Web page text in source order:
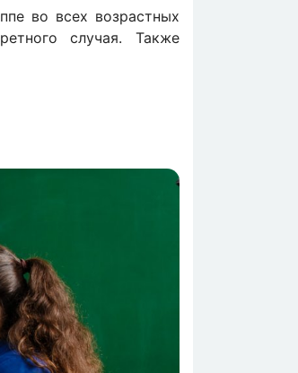
во всех возрастных
случая. Также